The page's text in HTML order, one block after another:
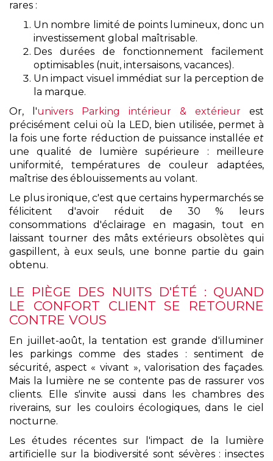
rares :
Un nombre limité de points lumineux, donc un
investissement global maîtrisable.
Des durées de fonctionnement facilement
optimisables (nuit, intersaisons, vacances).
Un impact visuel immédiat sur la perception de
la marque.
Or, l'univers Parking intérieur & extérieur est
précisément celui où la LED, bien utilisée, permet à
la fois une forte réduction de puissance installée et
une qualité de lumière supérieure : meilleure
uniformité, températures de couleur adaptées,
maîtrise des éblouissements au volant.
Le plus ironique, c'est que certains hypermarchés se
félicitent d'avoir réduit de 30 % leurs
consommations d'éclairage en magasin, tout en
laissant tourner des mâts extérieurs obsolètes qui
gaspillent, à eux seuls, une bonne partie du gain
obtenu.
LE PIÈGE DES NUITS D'ÉTÉ : QUAND
LE CONFORT CLIENT SE RETOURNE
CONTRE VOUS
En juillet-août, la tentation est grande d'illuminer
les parkings comme des stades : sentiment de
sécurité, aspect « vivant », valorisation des façades.
Mais la lumière ne se contente pas de rassurer vos
clients. Elle s'invite aussi dans les chambres des
riverains, sur les couloirs écologiques, dans le ciel
nocturne.
Les études récentes sur l'impact de la lumière
artificielle sur la biodiversité sont sévères : insectes